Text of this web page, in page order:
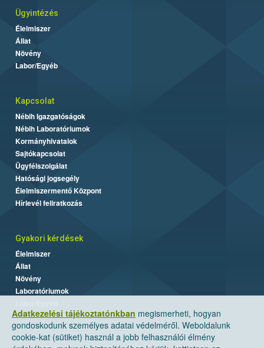
Adatkezelési tájékoztatónkban megismerheti, hogyan
gondoskodunk személyes adatai védelméről. Weboldalunk
cookie-kat (sütiket) használ a jobb felhasználói élmény
Ügyintézés
Élelmiszer
Állat
Növény
Labor/Egyéb
Kapcsolat
Nébih Igazgatóságok
Nébih Laboratóriumok
Kormányhivatalok
Sajtókapcsolat
Ügyfélszolgálat
Hatósági jogsegély
Élelmiszermentő Központ
Hírlevél feliratkozás
Gyakori kérdések
Élelmiszer
Állat
Növény
Laboratóriumok